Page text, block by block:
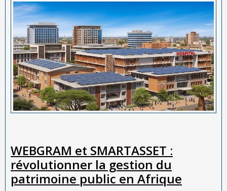
WEBGRAM et SMARTASSET :
révolutionner la gestion du
patrimoine public en Afrique